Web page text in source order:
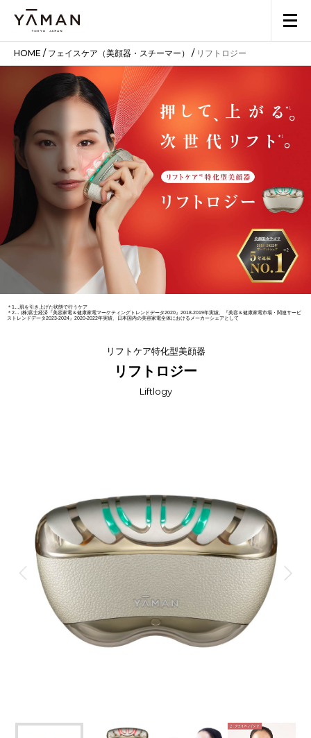
HOME / フェイスケア（美顔器・スチーマー） / リフトロジー
＊1…肌を引き上げた状態で行うケア
＊2… (株)富士経済『美容家電＆健康家電マーケティングトレンドデータ2020』2018-2019年実績、『美容＆健康家電市場・関連サービ
ストレンドデータ2023-2024』2020-2022年実績、日本国内の美容家電全体におけるメーカーシェアとして
リフトケア特化型美顔器
リフトロジー
Liftlogy